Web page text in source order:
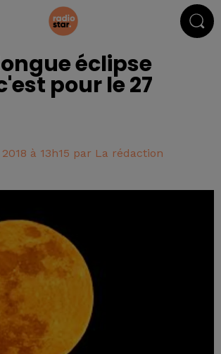
éclipse
pour le 27
à 13h15 par La rédaction